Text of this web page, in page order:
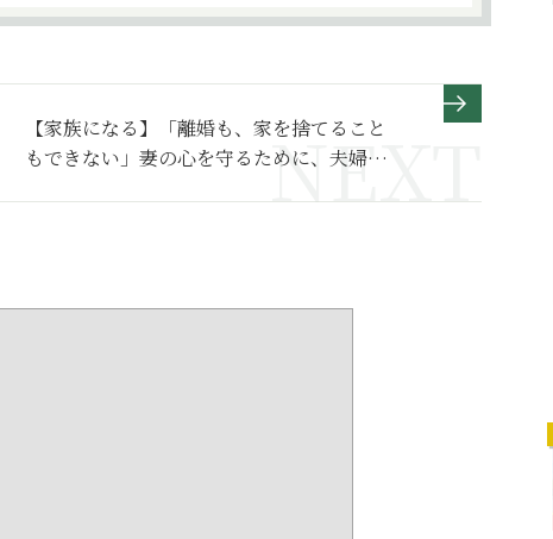
【家族になる】「離婚も、家を捨てること
もできない」妻の心を守るために、夫婦は